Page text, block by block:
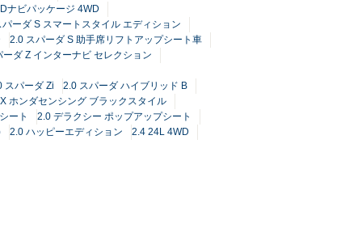
ナビパッケージ 4WD
パーダ S スマートスタイル エディション
2.0 スパーダ S 助手席リフトアップシート車
ーダ Z インターナビ セレクション
スパーダ Zi
2.0 スパーダ ハイブリッド B
ホンダセンシング ブラックスタイル
ート
2.0 デラクシー ポップアップシート
2.0 ハッピーエディション 2.4 24L 4WD